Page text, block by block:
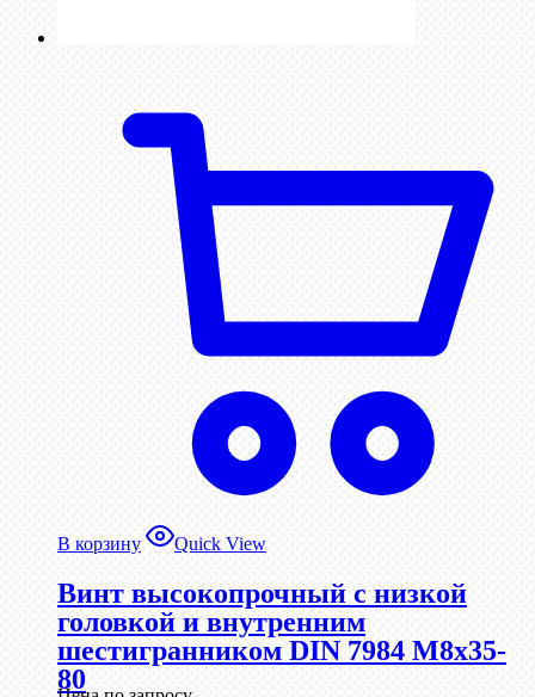
В корзину Quick View
Винт высокопрочный с низкой
головкой и внутренним
шестигранником DIN 7984 М8х35-
80